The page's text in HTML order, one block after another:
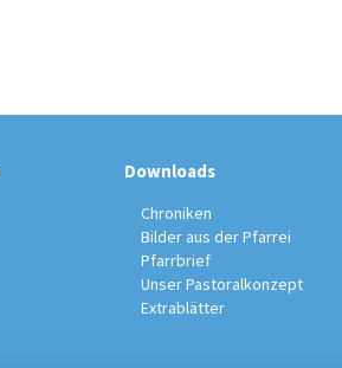
Downloads
Chroniken
Bilder aus der Pfarrei
Pfarrbrief
Unser Pastoralkonzept
Extrablätter